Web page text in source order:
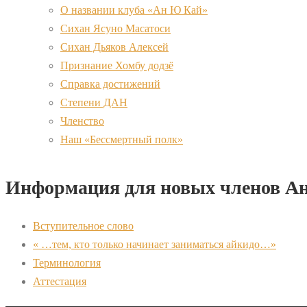
О названии клуба «Ан Ю Кай»
Сихан Ясуно Масатоси
Сихан Дьяков Алексей
Признание Хомбу додзё
Справка достижений
Степени ДАН
Членство
Наш «Бессмертный полк»
Информация для новых членов
Вступительное слово
« …тем, кто только начинает заниматься айкидо…»
Терминология
Аттестация